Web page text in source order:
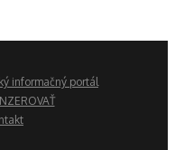
informačný portál